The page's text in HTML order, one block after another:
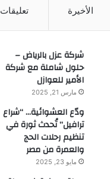
الأخيرة تعليقات
شركة عزل بالرياض –
حلول شاملة مع شركة
الأمير للعوازل
مارس 21, 2025
ودّع العشوائية… “شراع
ترافيل” تُحدث ثورة في
تنظيم رحلات الحج
والعمرة من مصر
مايو 23, 2025